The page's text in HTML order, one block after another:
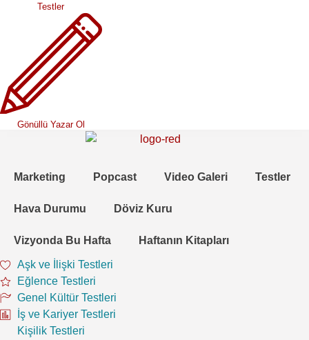
Testler
Gönüllü Yazar Ol
Marketing Popcast Video Galeri Testler
Hava Durumu Döviz Kuru
Vizyonda Bu Hafta Haftanın Kitapları
Aşk ve İlişki Testleri
Eğlence Testleri
Genel Kültür Testleri
İş ve Kariyer Testleri
Kişilik Testleri